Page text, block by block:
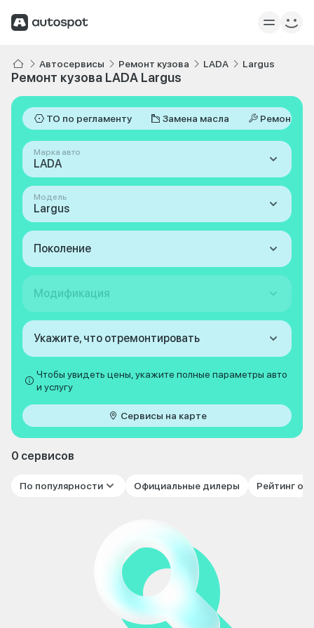
Автосервисы Ремонт кузова LADA Largus
Ремонт кузова LADA Largus
ТО по регламенту Замена масла Ремонт
Марка авто
LADA
Модель
Largus
Поколение
Модификация
Укажите, что отремонтировать
Чтобы увидеть цены, укажите полные параметры авто
и услугу
Сервисы на карте
0 сервисов
По популярности Официальные дилеры Рейтинг